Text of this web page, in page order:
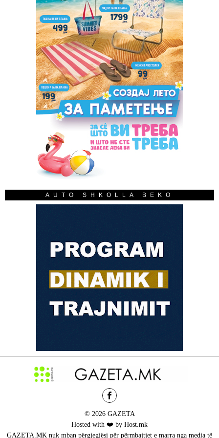
AUTO SHKOLLA BEKO
© 2026 GAZETA
Hosted with ❤️ by Host.mk
GAZETA.MK nuk mban përgjegjësi për përmbajtjet e marra nga media të